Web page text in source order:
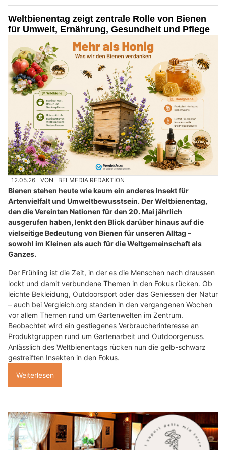
Weltbienentag zeigt zentrale Rolle von Bienen
für Umwelt, Ernährung, Gesundheit und Pflege
12.05.26 VON BELMEDIA REDAKTION
Bienen stehen heute wie kaum ein anderes Insekt für
Artenvielfalt und Umweltbewusstsein. Der Weltbienentag,
den die Vereinten Nationen für den 20. Mai jährlich
ausgerufen haben, lenkt den Blick darüber hinaus auf die
vielseitige Bedeutung von Bienen für unseren Alltag –
sowohl im Kleinen als auch für die Weltgemeinschaft als
Ganzes.
Der Frühling ist die Zeit, in der es die Menschen nach draussen
lockt und damit verbundene Themen in den Fokus rücken. Ob
leichte Bekleidung, Outdoorsport oder das Geniessen der Natur
– auch bei Vergleich.org standen in den vergangenen Wochen
vor allem Themen rund um Gartenwelten im Zentrum.
Beobachtet wird ein gestiegenes Verbraucherinteresse an
Produktgruppen rund um Gartenarbeit und Outdoorgenuss.
Anlässlich des Weltbienentags rücken nun die gelb-schwarz
gestreiften Insekten in den Fokus.
Weiterlesen